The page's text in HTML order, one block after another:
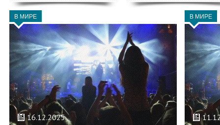
В МИРЕ
16.12.2025
В МИРЕ